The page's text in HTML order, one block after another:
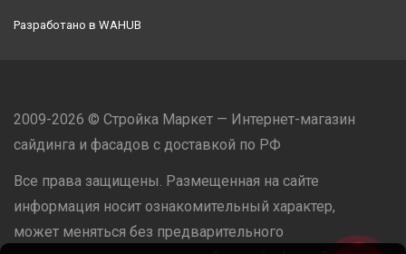
Разработано в WAHUB
2009-2026 © Стройка Маркет — Интернет-магазин
сайдинга и фасадов с доставкой по РФ
Все права защищены. Размещенная на сайте
информация носит ознакомительный характер,
может меняться без предварительного